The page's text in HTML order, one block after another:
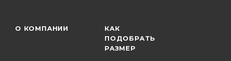
О КОМПАНИИ
КАК
ПОДОБРАТЬ
РАЗМЕР